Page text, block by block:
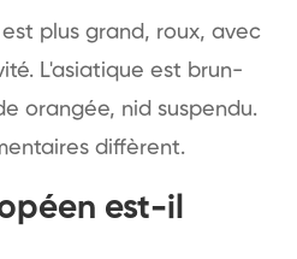
plus grand, roux, avec
L'asiatique est brun-
orangée, nid suspendu.
diffèrent.
est-il